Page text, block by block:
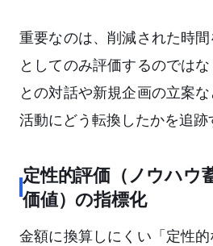
重要なのは、削減された時間
としてのみ評価するのでは
との対話や新規企画の立案
活動にどう転換したかを追跡
定性的評価（ノウハウ
価値）の指標化
金額に換算しにくい「定性